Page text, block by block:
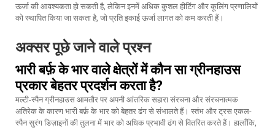
ऊर्जा की आवश्यकता हो सकती है, लेकिन इनमें अधिक कुशल हीटिंग और कूलिंग प्रणालियों
को स्थापित किया जा सकता है, जो प्रति इकाई ऊर्जा लागत को कम करती हैं।
अक्सर पूछे जाने वाले प्रश्न
भारी बर्फ़ के भार वाले क्षेत्रों में कौन सा ग्रीनहाउस
प्रकार बेहतर प्रदर्शन करता है?
मल्टी-स्पैन ग्रीनहाउस आमतौर पर अपनी आंतरिक सहारा संरचना और संरचनात्मक
अतिरेक के कारण भारी बर्फ़ के भार को बेहतर ढंग से संभालते हैं। स्तंभ और ट्रस एकल-
स्पैन सुरंग डिज़ाइनों की तुलना में भार को अधिक प्रभावी ढंग से वितरित करते हैं। हालाँकि,